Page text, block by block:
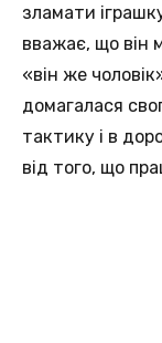
зламати
вважає, що він
«він же
домагалася
тактику і в
від того, що